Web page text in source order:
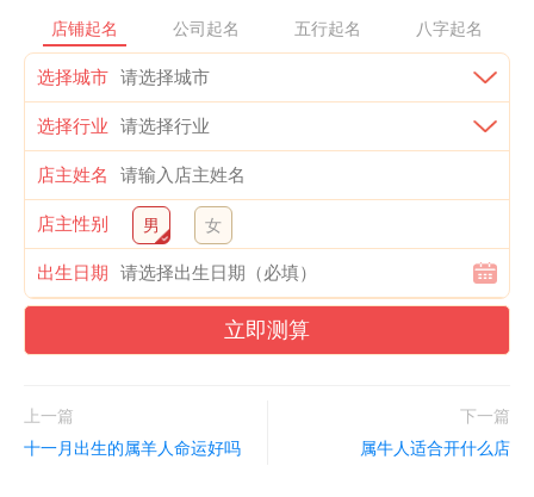
店铺起名 公司起名 五行起名 八字起名
选择城市
选择行业
店主姓名
店主性别 男 女
出生日期
立即测算
上一篇
十一月出生的属羊人命运好吗
下一篇
属牛人适合开什么店